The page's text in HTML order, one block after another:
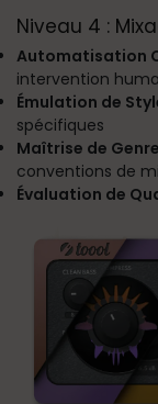
Niveau 4 :
Automatisation
intervention
Émulation de
spécifiques
Maîtrise de
conventions de
Évaluation de